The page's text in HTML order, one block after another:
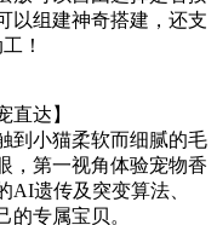
以组建神奇搭建，还支
！
直达】
到小猫柔软而细腻的毛
，第一视角体验宠物香
AI遗传及突变算法、
专属宝贝。